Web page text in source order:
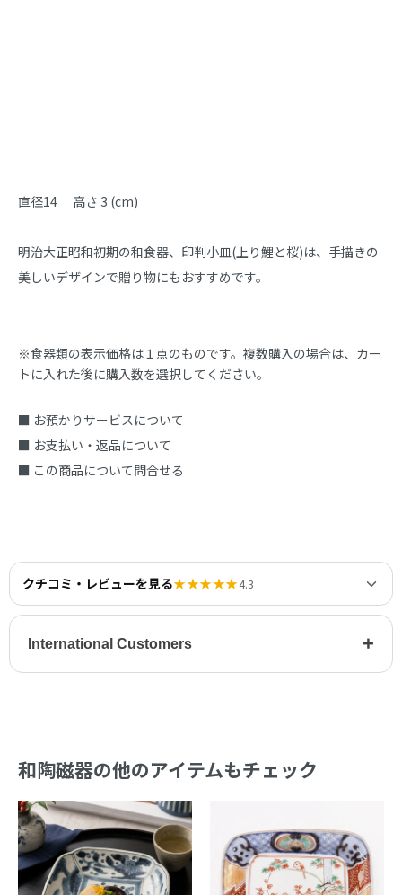
商品説明
直径14 　高さ 3 (cm)
明治大正昭和初期の和食器、印判小皿(上り鯉と桜)は、手描きの
美しいデザインで贈り物にもおすすめです。
※食器類の表示価格は１点のものです。複数購入の場合は、カー
トに入れた後に購入数を選択してください。
■ お預かりサービスについて
■ お支払い・返品について
■ この商品について問合せる
クチコミ・レビューを見る★★★★★4.3
International Customers +
和陶磁器の他のアイテムもチェック